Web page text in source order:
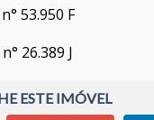
53.950 F
26.389 J
ESTE IMÓVEL